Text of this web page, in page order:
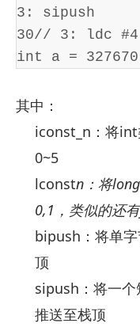
3: sipush
30// 3: ldc
int a =
其中：
iconst_n：将int
0~5
lconstn：将
0,1，类似的还
bipush：将单
顶
sipush：将一个
推送至栈顶